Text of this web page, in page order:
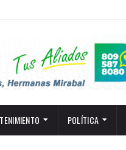
POLÍTICA